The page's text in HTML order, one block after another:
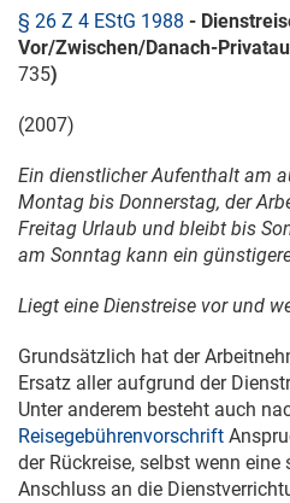
§ 26 Z 4 EStG 1988 -
Vor/Zwischen/Danach-
735)
(2007)
Ein dienstlicher Aufenthalt am
Montag bis Donnerstag, der
Freitag Urlaub und bleibt bis
am Sonntag kann ein
Liegt eine Dienstreise vor und
Grundsätzlich hat der
Ersatz aller aufgrund der
Unter anderem besteht auch
Reisegebührenvorschrift
der Rückreise, selbst wenn
Anschluss an die